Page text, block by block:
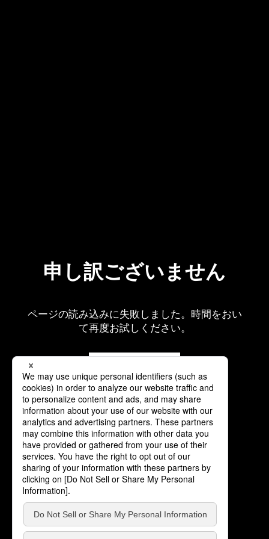
申し訳ございません
ページの読み込みに失敗しました。時間をおい
て再度お試しください。